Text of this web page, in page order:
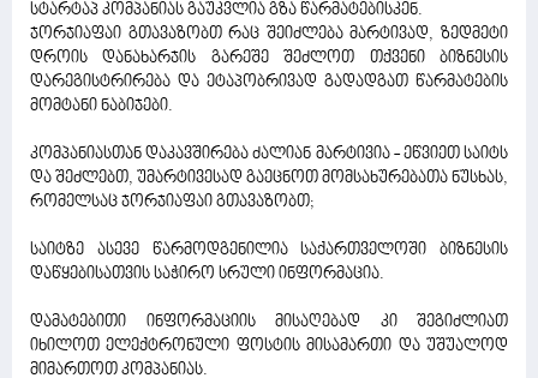
სტარტაპ კომპანიას გაუკვლია გზა წარმატებისკენ.
ჯორჯიაფაი გთავაზობთ რაც შეიძლება მარტივად, ზედმეტი
დროის დანახარჯის გარეშე შეძლოთ თქვენი ბიზნესის
დარეგისტრირება და ეტაპობრივად გადადგათ წარმატების
მომტანი ნაბიჯები.
კომპანიასთან დაკავშირება ძალიან მარტივია - ეწვიეთ საიტს
და შეძლებთ, უმარტივესად გაეცნოთ მომსახურებათა ნუსხას,
რომელსაც ჯორჯიაფაი გთავაზობთ;
საიტზე ასევე წარმოდგენილია საქართველოში ბიზნესის
დაწყებისათვის საჭირო სრული ინფორმაცია.
დამატებითი ინფორმაციის მისაღებად კი შეგიძლიათ
იხილოთ ელექტრონული ფოსტის მისამართი და უშუალოდ
მიმართოთ კომპანიას.